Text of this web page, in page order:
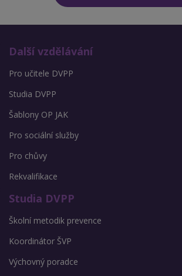
Další vzdělávání
Pro učitele DVPP
Studia DVPP
Šablony OP JAK
Pro sociální služby
Pro chůvy
Rekvalifikace
Studia DVPP
Školní metodik prevence
Koordinátor ŠVP
Výchovný poradce